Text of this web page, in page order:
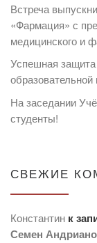
Встреча
«Фармация» с
медицинского и
Успешная защита
На заседании
студенты!
СВЕЖИЕ
Константин к
Семен